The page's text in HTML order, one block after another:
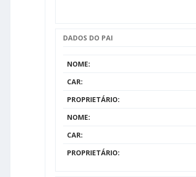
DADOS DO PAI
NOME:
CAR:
PROPRIETÁRIO:
NOME:
CAR:
PROPRIETÁRIO: